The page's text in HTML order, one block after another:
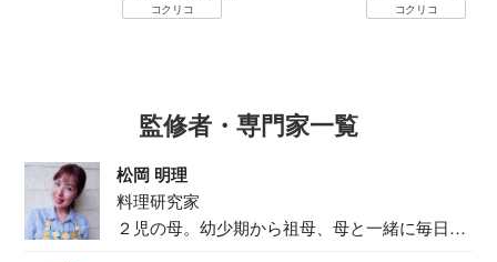
コクリコ コクリコ
監修者・専門家一覧
松岡 明理
料理研究家
２児の母。幼少期から祖母、母と一緒に毎日の